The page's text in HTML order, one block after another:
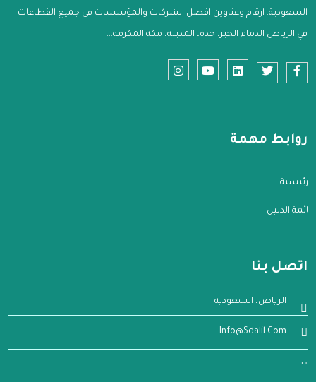
السعودية. ارقام وعناوين افضل الشركات والمؤسسات في جميع القطاعات
في الرياض الدمام الخبر، جدة، المدينة، مكة المكرمة...
روابط مهمة
الرئيسية
قائمة الدليل
اتصل بنا
الرياض، السعودية
Info@sdalil.com